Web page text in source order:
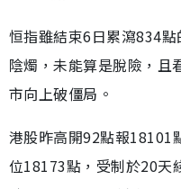
恒指雖結束6日累瀉834
陰燭，未能算是脫險，且
市向上破僵局。
港股昨高開92點報18101
位18173點，受制於20天